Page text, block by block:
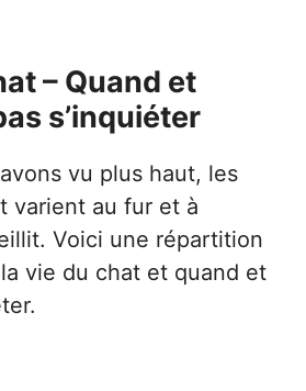
– Quand et
s’inquiéter
vu plus haut, les
varient au fur et à
Voici une répartition
vie du chat et quand et